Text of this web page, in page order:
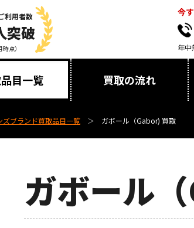
利用者数
突破
点）
今
年中
目一覧 買取の流れ
ズブランド買取品目一覧 ガボール（Gabor) 買取
ガボール